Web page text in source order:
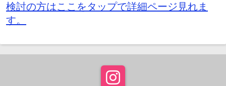
検討の方はここをタップで詳細ページ見れま
す。